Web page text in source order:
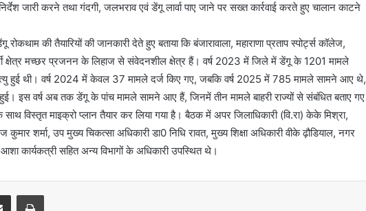
जारी करने तथा गंदगी, जलभराव एवं डेंगू लार्वा पाए जाने पर सख्त कार्रवाई करते हुए चालान काटने
की तैयारियों की जानकारी देते हुए बताया कि बंजारावाला, महाराणा प्रताप स्पोर्ट्स कॉलेज,
क्षेत्र मच्छर प्रजनन के लिहाज से संवेदनशील क्षेत्र हैं। वर्ष 2023 में जिले में डेंगू के 1201 मामले
हुई थी। वर्ष 2024 में केवल 37 मामले दर्ज किए गए, जबकि वर्ष 2025 में 785 मामले सामने आए थे,
हुई। इस वर्ष अब तक डेंगू के पांच मामले सामने आए हैं, जिनमें तीन मामले बाहरी राज्यों से संबंधित बताए गए
विस्तृत माइक्रो प्लान तैयार कर लिया गया है। बैठक में अपर जिलाधिकारी (वि.रा) केके मिश्रा,
कुमार शर्मा, उप मुख्य चिकत्सा अधिकारी डा0 निधि रावत, मुख्य शिक्षा अधिकारी वीके ढ़ौडियाल, नगर
कार्यकत्री सहित अन्य विभागों के अधिकारी उपस्थित थे।